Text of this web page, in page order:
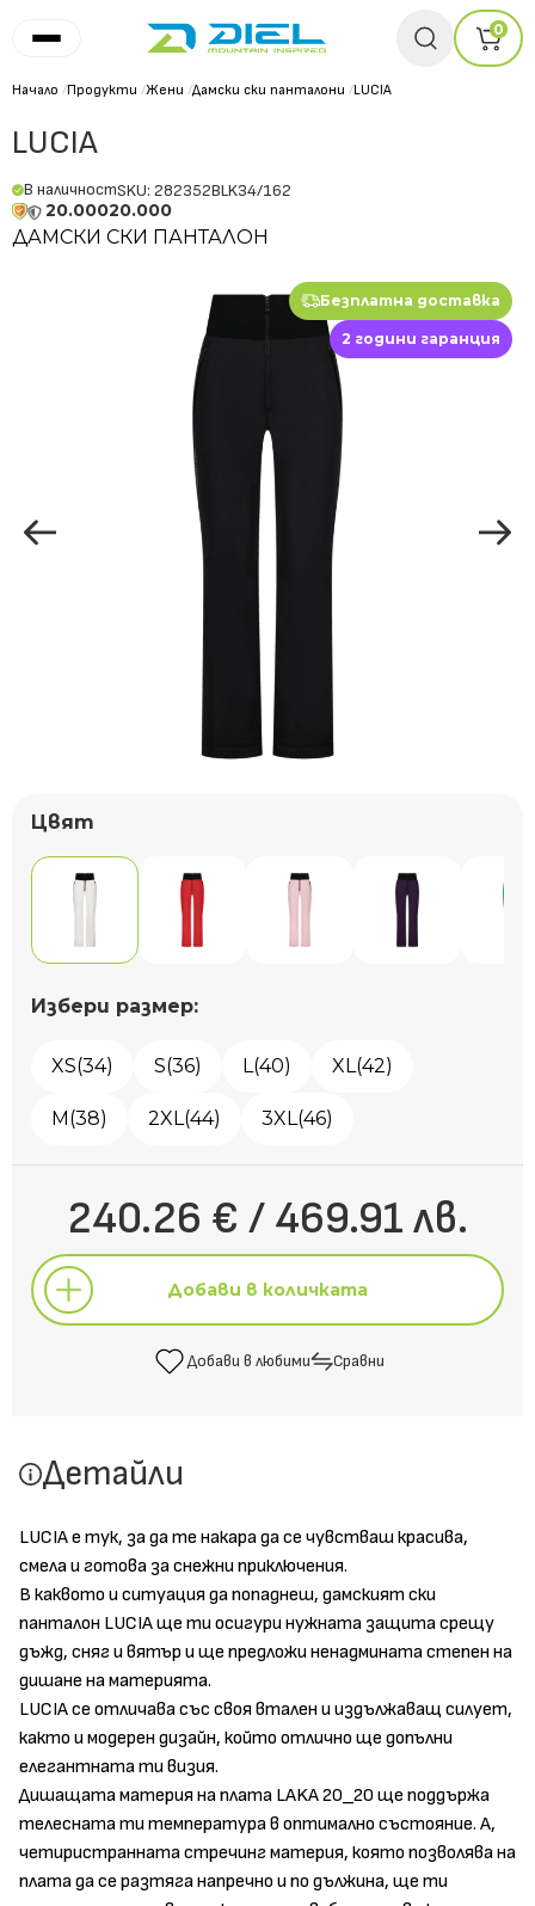
0
Начало /Продукти /Жени /Дамски ски панталони /LUCIA
LUCIA
В наличностSKU: 282352BLK34/162
20.00020.000
ДАМСКИ СКИ ПАНТАЛОН
Безплатна доставка
2 години гаранция
Цвят
Избери размер:
XS(34) S(36) L(40) XL(42)
M(38) 2XL(44) 3XL(46)
240.26 € / 469.91 лв.
Добави в количката
Добави в любими Сравни
Детайли
LUCIA е тук, за да те накара да се чувстваш красива,
смела и готова за снежни приключения.
В каквото и ситуация да попаднеш, дамският ски
панталон LUCIA ще ти осигури нужната защита срещу
дъжд, сняг и вятър и ще предложи ненадмината степен на
дишане на материята.
LUCIA се отличава със своя втален и издължаващ силует,
както и модерен дизайн, който отлично ще допълни
елегантната ти визия.
Дишащата материя на плата LAKA 20_20 ще поддържа
телесната ти температура в оптимално състояние. А,
четиристранната стречинг материя, която позволява на
плата да се разтяга напречно и по дължина, ще ти